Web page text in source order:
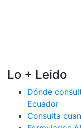
Lo + Leido
Dónde
Ecuador
Consulta